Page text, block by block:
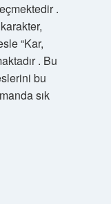
.
“Kar,
. Bu
bu
sık